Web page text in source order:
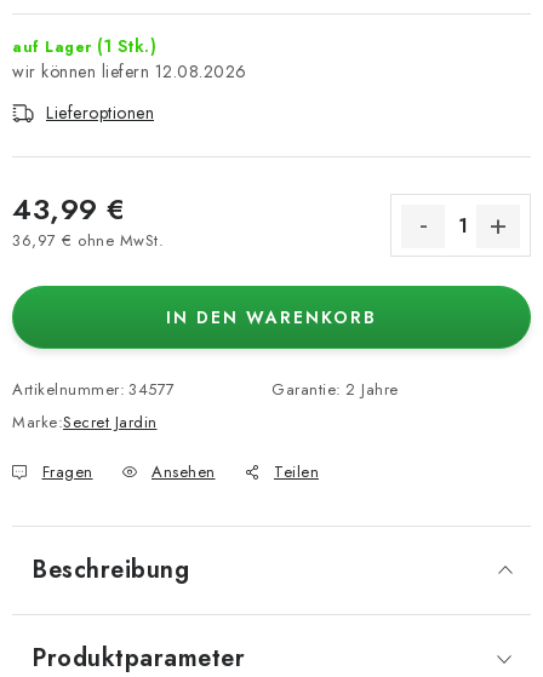
auf Lager (1 Stk.)
12.08.2026
Lieferoptionen
43,99 €
36,97 € ohne MwSt.
IN DEN WARENKORB
Artikelnummer: 34577
Marke:Secret Jardin
Garantie: 2 Jahre
Fragen Ansehen Teilen
Beschreibung
Produktparameter